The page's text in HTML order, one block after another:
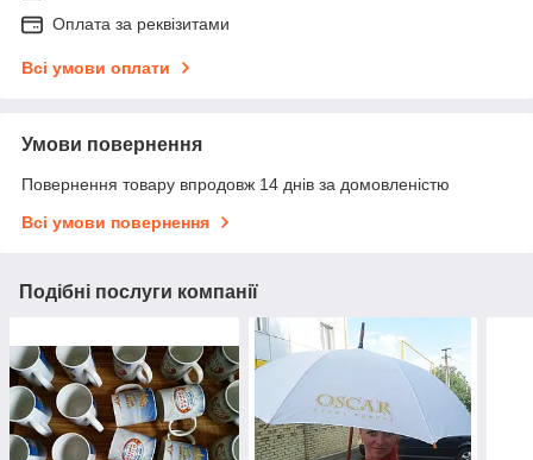
Оплата за реквізитами
Всі умови оплати
Умови повернення
Повернення товару впродовж 14 днів за домовленістю
Всі умови повернення
Подібні послуги компанії